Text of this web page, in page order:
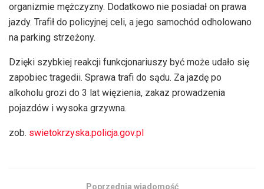
organizmie mężczyzny. Dodatkowo nie posiadał on prawa
jazdy. Trafił do policyjnej celi, a jego samochód odholowano
na parking strzeżony.
Dzięki szybkiej reakcji funkcjonariuszy być może udało się
zapobiec tragedii. Sprawa trafi do sądu. Za jazdę po
alkoholu grozi do 3 lat więzienia, zakaz prowadzenia
pojazdów i wysoka grzywna.
zob. swietokrzyska.policja.gov.pl
Poprzednia wiadomość